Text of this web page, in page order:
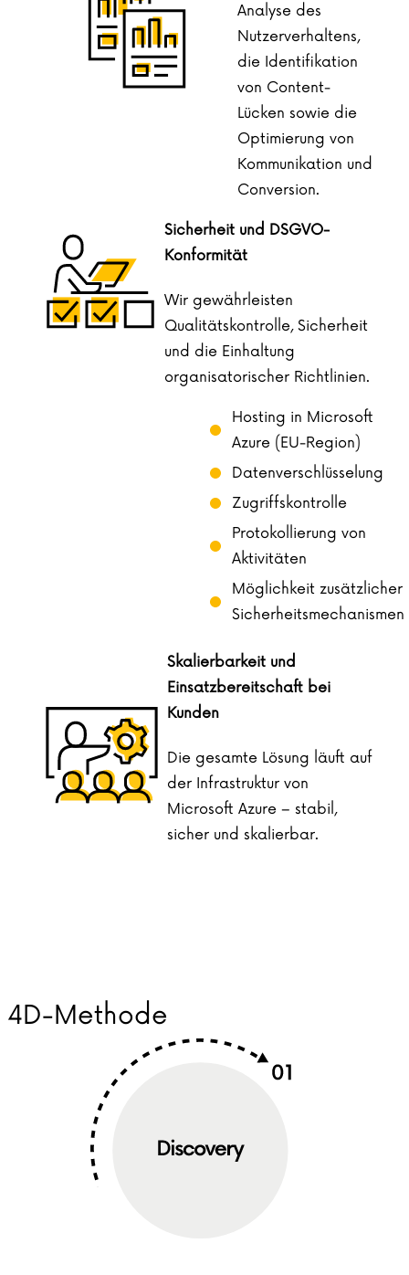
Analyse des
Nutzerverhaltens,
die Identifikation
von Content-
Lücken sowie die
Optimierung von
Kommunikation und
Conversion.
Sicherheit und DSGVO-
Konformität
Wir gewährleisten
Qualitätskontrolle, Sicherheit
und die Einhaltung
organisatorischer Richtlinien.
Hosting in Microsoft
Azure (EU-Region)
Datenverschlüsselung
Zugriffskontrolle
Protokollierung von
Aktivitäten
Möglichkeit zusätzlicher
Sicherheitsmechanismen
Skalierbarkeit und
Einsatzbereitschaft bei
Kunden
Die gesamte Lösung läuft auf
der Infrastruktur von
Microsoft Azure – stabil,
sicher und skalierbar.
4D-Methode